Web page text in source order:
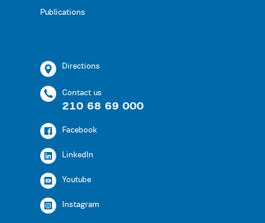
Publications
Directions
Contact us
210 68 69 000
Facebook
LinkedIn
Youtube
Instagram